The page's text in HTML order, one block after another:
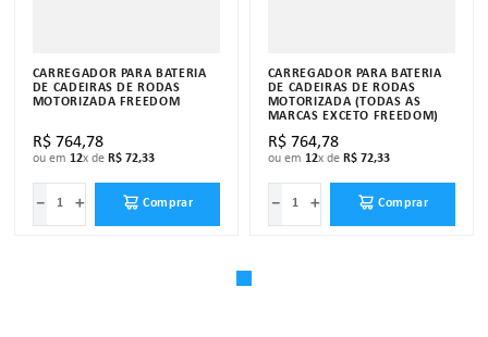
CARREGADOR PARA BATERIA
DE CADEIRAS DE RODAS
MOTORIZADA FREEDOM
R$ 764,78
ou em 12x de R$ 72,33
＋
－ Comprar
CARREGADOR PARA BATERIA
DE CADEIRAS DE RODAS
MOTORIZADA (TODAS AS
MARCAS EXCETO FREEDOM)
R$ 764,78
ou em 12x de R$ 72,33
＋
－ Comprar